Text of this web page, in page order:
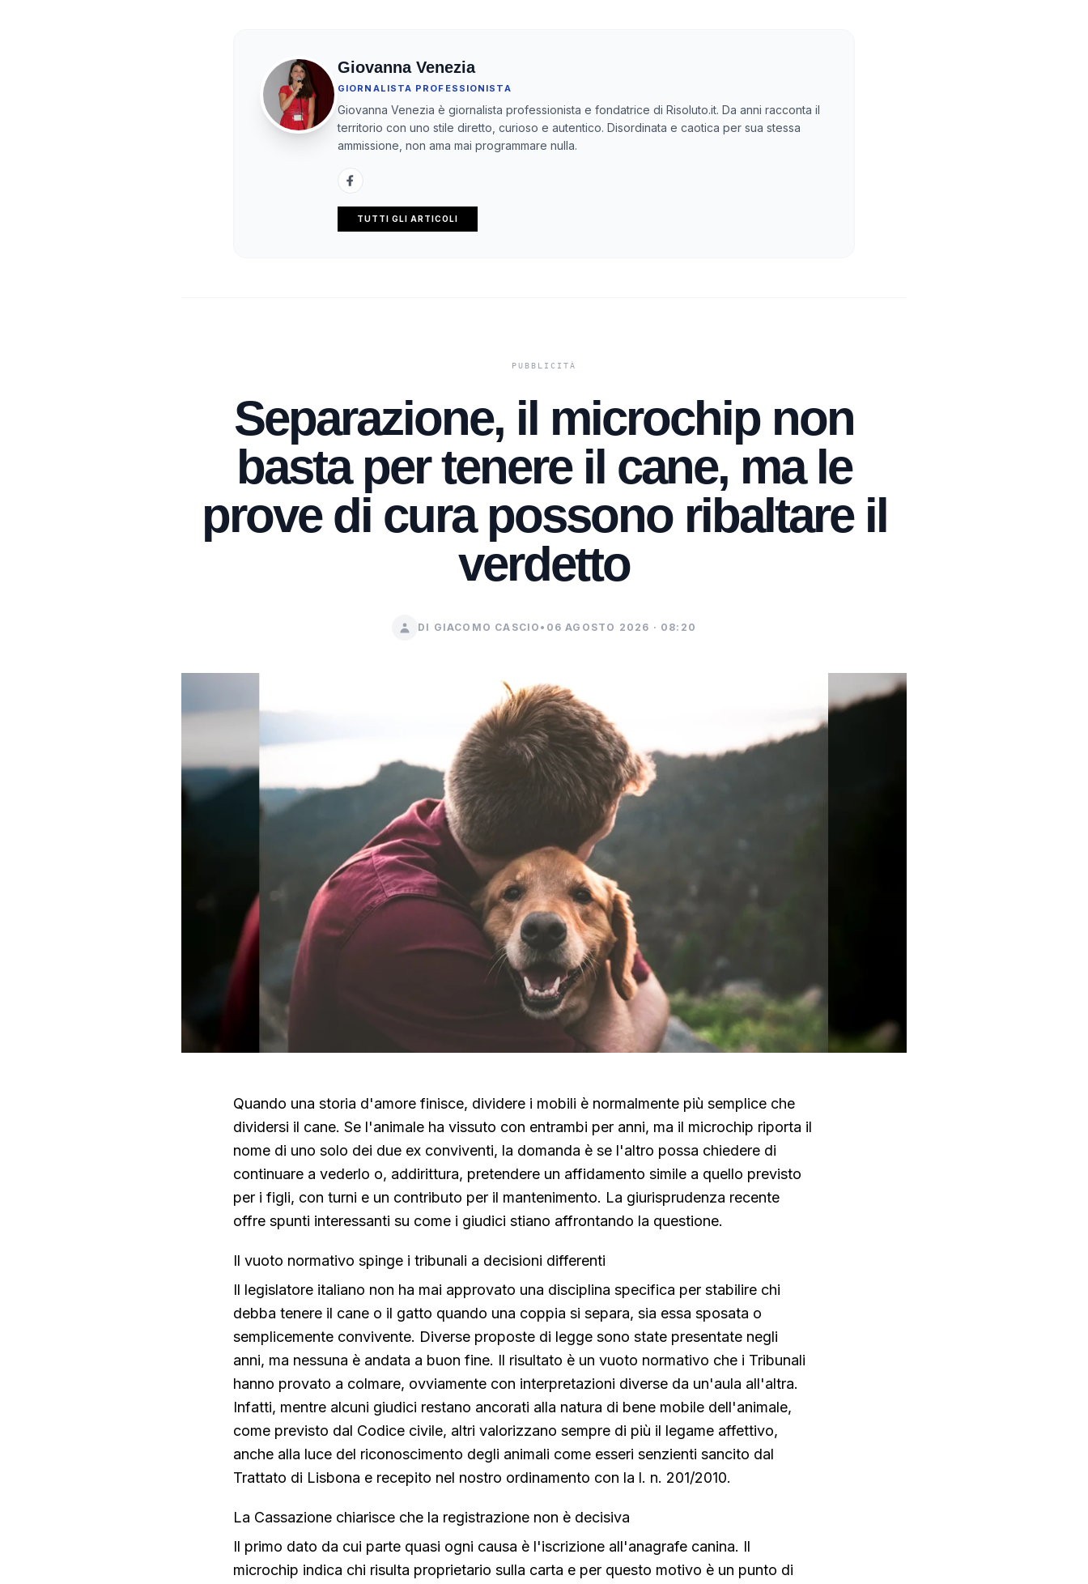
Giovanna Venezia
GIORNALISTA PROFESSIONISTA
Giovanna Venezia è giornalista professionista e fondatrice di Risoluto.it. Da anni racconta il
territorio con uno stile diretto, curioso e autentico. Disordinata e caotica per sua stessa
ammissione, non ama mai programmare nulla.
TUTTI GLI ARTICOLI
Separazione, il microchip non
basta per tenere il cane, ma le
prove di cura possono ribaltare il
verdetto
DI GIACOMO CASCIO • 06 AGOSTO 2026 · 08:20
Quando una storia d'amore finisce, dividere i mobili è normalmente più semplice che
dividersi il cane. Se l'animale ha vissuto con entrambi per anni, ma il microchip riporta il
nome di uno solo dei due ex conviventi, la domanda è se l'altro possa chiedere di
continuare a vederlo o, addirittura, pretendere un affidamento simile a quello previsto
per i figli, con turni e un contributo per il mantenimento. La giurisprudenza recente
offre spunti interessanti su come i giudici stiano affrontando la questione.
Il vuoto normativo spinge i tribunali a decisioni differenti
Il legislatore italiano non ha mai approvato una disciplina specifica per stabilire chi
debba tenere il cane o il gatto quando una coppia si separa, sia essa sposata o
semplicemente convivente. Diverse proposte di legge sono state presentate negli
anni, ma nessuna è andata a buon fine. Il risultato è un vuoto normativo che i Tribunali
hanno provato a colmare, ovviamente con interpretazioni diverse da un'aula all'altra.
Infatti, mentre alcuni giudici restano ancorati alla natura di bene mobile dell'animale,
come previsto dal Codice civile, altri valorizzano sempre di più il legame affettivo,
anche alla luce del riconoscimento degli animali come esseri senzienti sancito dal
Trattato di Lisbona e recepito nel nostro ordinamento con la l. n. 201/2010.
La Cassazione chiarisce che la registrazione non è decisiva
Il primo dato da cui parte quasi ogni causa è l'iscrizione all'anagrafe canina. Il
microchip indica chi risulta proprietario sulla carta e per questo motivo è un punto di